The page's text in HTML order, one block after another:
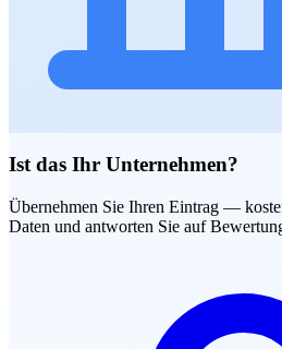
Ist das Ihr Unternehmen?
Übernehmen Sie Ihren Eintrag —
Daten und antworten Sie auf